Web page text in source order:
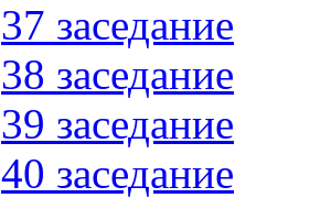
37 заседание
38 заседание
39 заседание
40 заседание